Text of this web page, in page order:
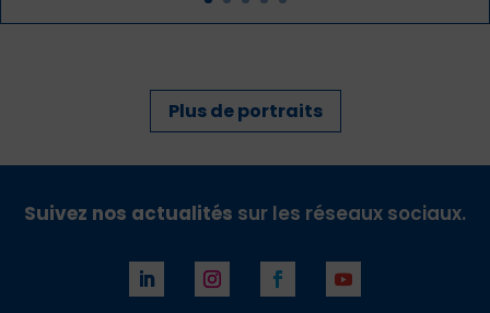
Plus de portraits
Suivez nos actualités sur les réseaux sociaux.